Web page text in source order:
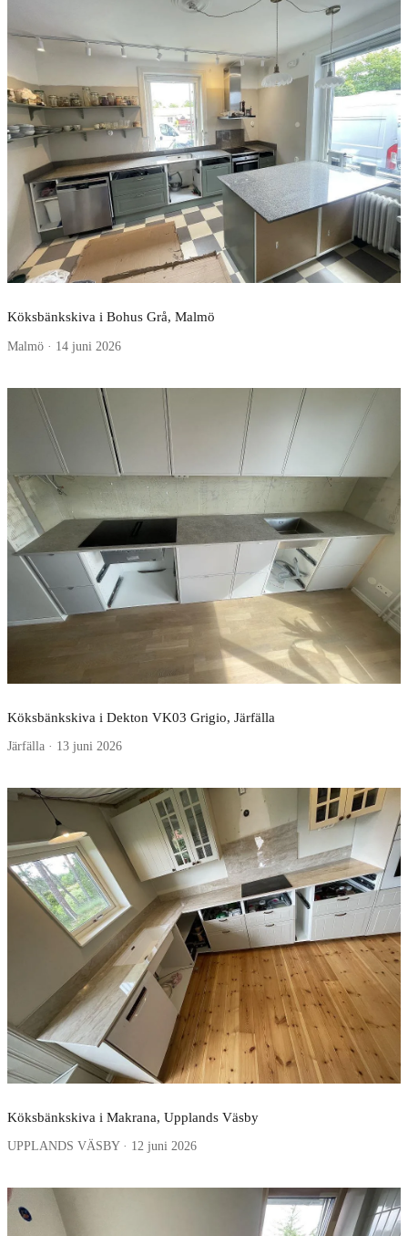
Köksbänkskiva i Bohus Grå, Malmö
Malmö · 14 juni 2026
Köksbänkskiva i Dekton VK03 Grigio, Järfälla
Järfälla · 13 juni 2026
Köksbänkskiva i Makrana, Upplands Väsby
UPPLANDS VÄSBY · 12 juni 2026